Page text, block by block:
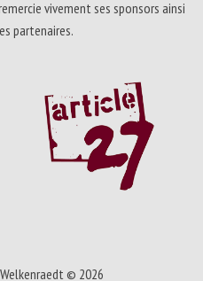
vivement ses sponsors ainsi
partenaires.
© 2026